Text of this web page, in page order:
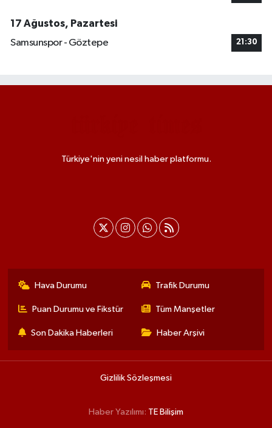
17 Ağustos, Pazartesi
Samsunspor - Göztepe
21:30
Türkiye'nin yeni nesil haber platformu.
Hava Durumu Trafik Durumu
Puan Durumu ve Fikstür Tüm Manşetler
Son Dakika Haberleri Haber Arşivi
Gizlilik Sözleşmesi
Haber Yazılımı: TE Bilişim